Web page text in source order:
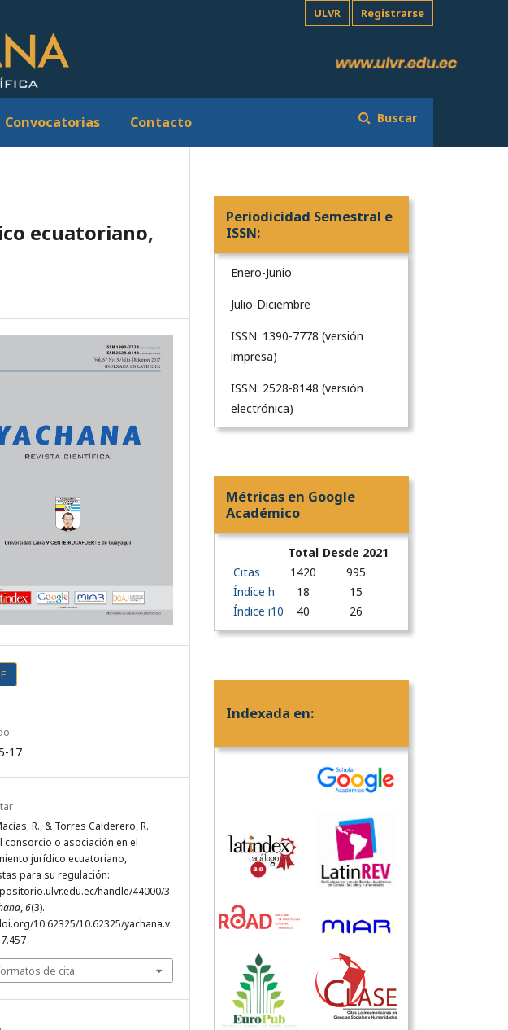
Convocatorias Contacto Buscar
ULVR Registrarse
ecuatoriano,
17
R., & Torres Calderero, R.
consorcio o asociación en el
jurídico ecuatoriano,
para su regulación:
handle/44000/3
,6(3).
10.62325/10.62325/yachana.v
de cita
Periodicidad Semestral e
ISSN:
Enero-Junio
Julio-Diciembre
ISSN: 1390-7778 (versión
impresa)
ISSN: 2528-8148 (versión
electrónica)
Métricas en Google
Académico
Total Desde 2021
Citas
1420
995
Índice h
18
15
Índice i10
40 26
Indexada en: